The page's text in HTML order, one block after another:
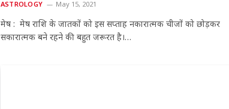
ASTROLOGY May 15, 2021
मेष : मेष राशि के जातकों को इस सप्ताह नकारात्मक चीजों को छोड़कर
सकारात्मक बने रहने की बहुत जरूरत है।…